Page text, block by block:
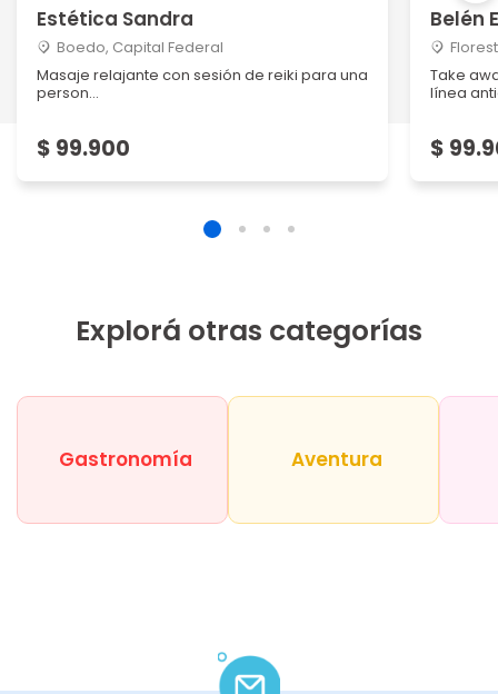
Estética Sandra
Boedo, Capital Federal
Masaje relajante con sesión de reiki para una
person...
$ 99.900
Belén
Take
línea
$
Explorá otras categorías
Gastronomía Aventura